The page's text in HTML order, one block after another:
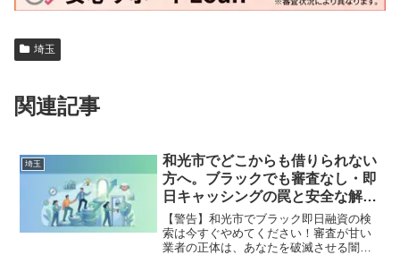
埼玉
関連記事
埼玉
和光市でどこからも借りられない
方へ。ブラックでも審査なし・即
日キャッシングの罠と安全な解決
策
【警告】和光市でブラック即日融資の検
索は今すぐやめてください！審査が甘い
業者の正体は、あなたを破滅させる闇金